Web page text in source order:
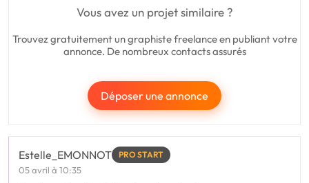
Vous avez un projet similaire ?
Trouvez gratuitement un graphiste freelance en publiant votre
annonce. De nombreux contacts assurés
Déposer une annonce
Estelle_EMONNOT PRO START
05 avril à 10:35